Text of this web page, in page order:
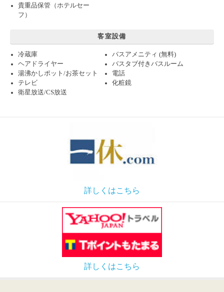
貴重品保管（ホテルセー
フ）
客室設備
冷蔵庫
バスアメニティ (無料)
ヘアドライヤー
バスタブ付きバスルーム
湯沸かしポット/お茶セット
電話
テレビ
化粧鏡
衛星放送/CS放送
詳しくはこちら
詳しくはこちら